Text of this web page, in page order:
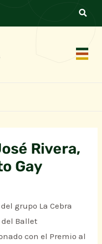
Rivera,
Gay
grupo La Cebra
del Ballet
con el Premio al